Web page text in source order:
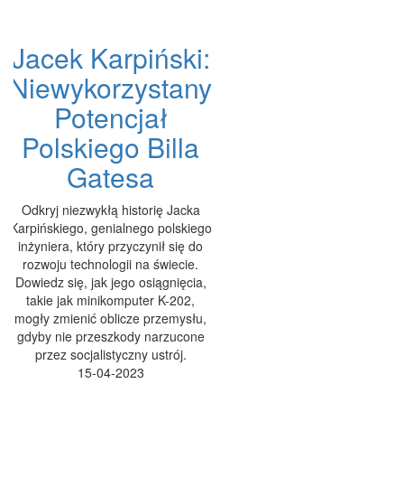
Jacek Karpiński:
Niewykorzystany
Potencjał
Polskiego Billa
Gatesa
Odkryj niezwykłą historię Jacka
Karpińskiego, genialnego polskiego
inżyniera, który przyczynił się do
rozwoju technologii na świecie.
Dowiedz się, jak jego osiągnięcia,
takie jak minikomputer K-202,
mogły zmienić oblicze przemysłu,
gdyby nie przeszkody narzucone
przez socjalistyczny ustrój.
15-04-2023